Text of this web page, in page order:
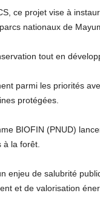
ce projet vise à
nationaux de
tout en
parmi les priorités
protégées.
BIOFIN (PNUD)
la forêt.
enjeu de salubrité
et de valorisation